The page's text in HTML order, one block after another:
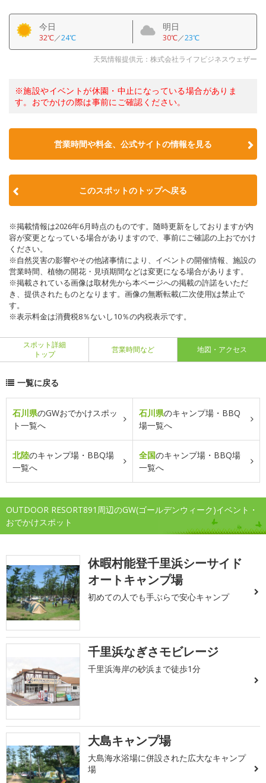
今日
32℃／24℃
明日
30℃／23℃
天気情報提供元：株式会社ライフビジネスウェザー
※施設やイベントが休園・中止になっている場合がありま
す。おでかけの際は事前にご確認ください。
営業時間や料金、公式サイトの情報を見る
このスポットのトップへ戻る
※掲載情報は2026年6月時点のものです。随時更新をしておりますが内
容が変更となっている場合がありますので、事前にご確認の上おでかけ
ください。
※自然災害の影響やその他諸事情により、イベントの開催情報、施設の
営業時間、植物の開花・見頃期間などは変更になる場合があります。
※掲載されている画像は取材先から本ページへの掲載の許諾をいただ
き、提供されたものとなります。画像の無断転載(二次使用)は禁止で
す。
※表示料金は消費税8％ないし10％の内税表示です。
スポット詳細
トップ
営業時間など 地図・アクセス
一覧に戻る
石川県のGWおでかけスポッ
ト一覧へ
石川県のキャンプ場・BBQ
場一覧へ
北陸のキャンプ場・BBQ場
一覧へ
全国のキャンプ場・BBQ場
一覧へ
OUTDOOR RESORT891周辺のGW(ゴールデンウィーク)イベント・
おでかけスポット
休暇村能登千里浜シーサイド
オートキャンプ場
初めての人でも手ぶらで安心キャンプ
千里浜なぎさモビレージ
千里浜海岸の砂浜まで徒歩1分
大島キャンプ場
大島海水浴場に併設された広大なキャンプ
場